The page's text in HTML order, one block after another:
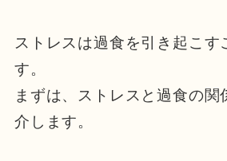
ストレスは過食を引き起こす
す。
まずは、ストレスと過食の関
介します。